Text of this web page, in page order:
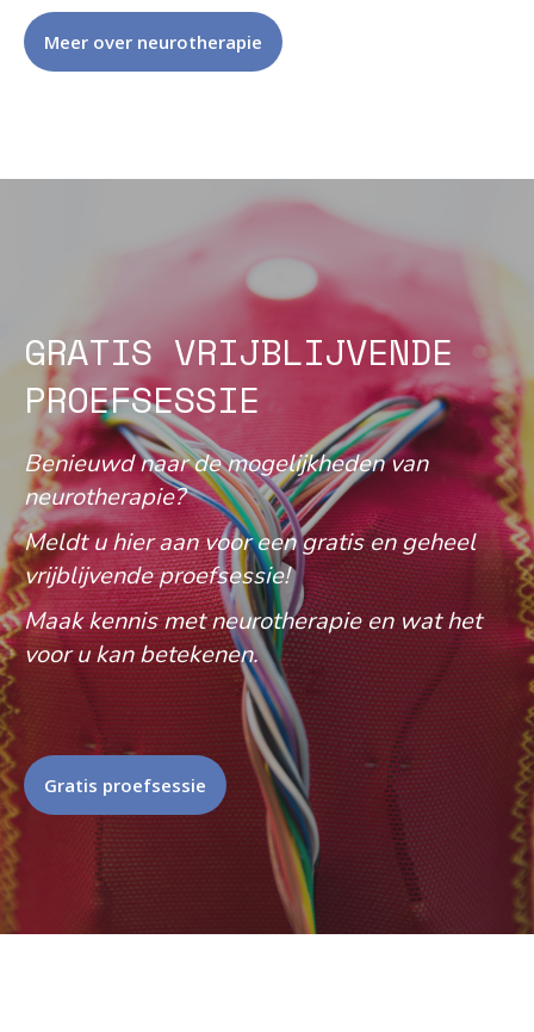
Meer over neurotherapie
GRATIS VRIJBLIJVENDE
PROEFSESSIE
Benieuwd naar de mogelijkheden van
neurotherapie?
Meldt u hier aan voor een gratis en geheel
vrijblijvende proefsessie!
Maak kennis met neurotherapie en wat het
voor u kan betekenen.
Gratis proefsessie